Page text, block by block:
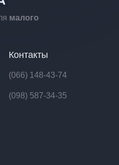
малого
Контакты
(066) 148-43-74
(098) 587-34-35